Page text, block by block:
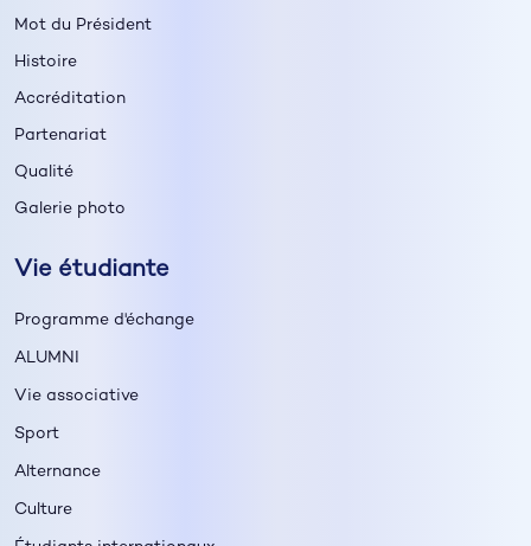
Mot du Président
Histoire
Accréditation
Partenariat
Qualité
Galerie photo
Vie étudiante
Programme d'échange
ALUMNI
Vie associative
Sport
Alternance
Culture